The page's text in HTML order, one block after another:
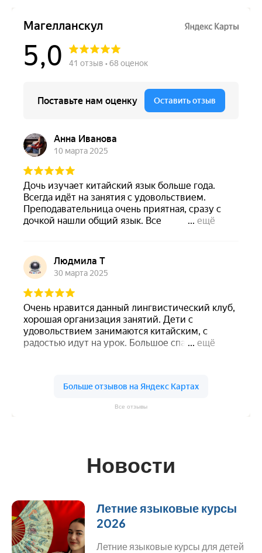
Все отзывы
Новости
Летние языковые курсы
2026
Летние языковые курсы для детей